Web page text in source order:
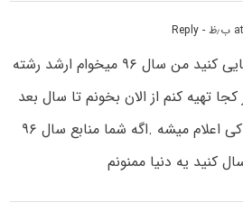
- Reply
سلام خواهش میکنم راهنمایی کنید من سال ۹۶ میخوام ارشد رشته
تهیه کنم از الان بخونم تا سال بعد
تغییر نکنهدفترچه سنجش کی اعلام میشه .اگه شما منابع سال ۹۶
کنید یه دنیا ممنونم